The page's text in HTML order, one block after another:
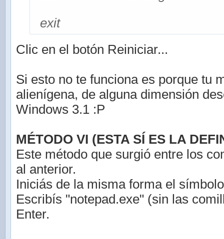
exit
Clic en el botón Reiniciar...
Si esto no te funciona es porque tu
alienígena, de alguna dimensión
Windows 3.1 :P
MÉTODO VI (ESTA SÍ ES LA
Este método que surgió entre los
al anterior.
Iniciás de la misma forma el
Escribís "notepad.exe" (sin las
Enter.